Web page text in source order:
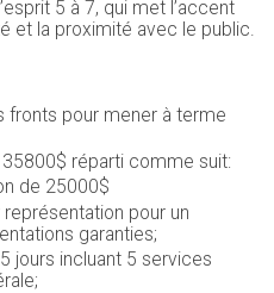
5 à 7, qui met l’accent
et la proximité avec le public.
fronts pour mener à terme
réparti comme suit:
de 25000$
pour un
garanties;
jours incluant 5 services